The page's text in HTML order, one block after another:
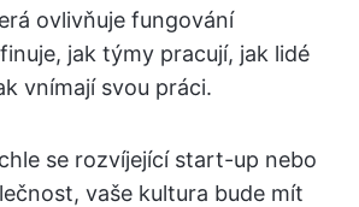
ovlivňuje fungování
jak týmy pracují, jak lidé
vnímají svou práci.
se rozvíjející start-up nebo
vaše kultura bude mít